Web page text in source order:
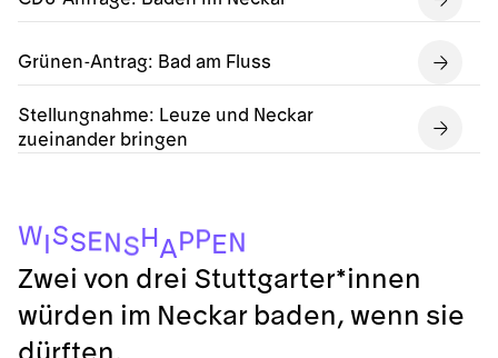
Grünen-Antrag: Bad am Fluss
Stellungnahme: Leuze und Neckar
zueinander bringen
W SS E N SHA PP EN
Zwei von drei Stuttgarter*innen
würden im Neckar baden, wenn sie